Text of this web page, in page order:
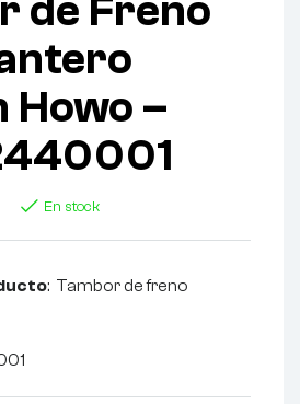
de Freno
Howo –
En stock
: Tambor de freno